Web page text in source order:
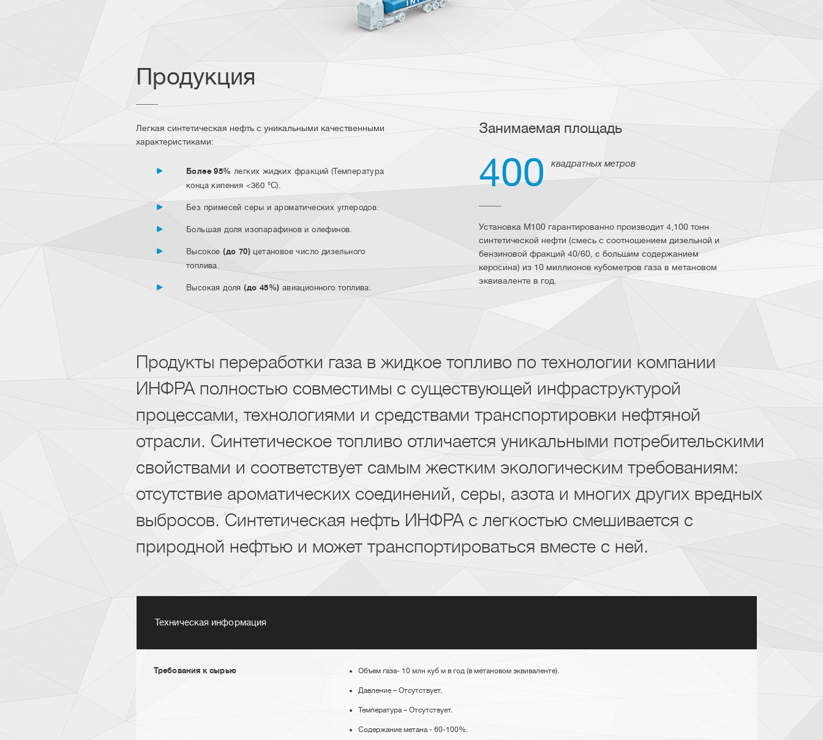
Продукция
Легкая синтетическая нефть с уникальными качественными
характеристиками:
Более 95% легких жидких фракций (Температура
конца кипения <360 °C).
Без примесей серы и ароматических углеродов.
Большая доля изопарафинов и олефинов.
Высокое(до 70) цетановое число дизельного
топлива.
Высокая доля(до 45%) авиационного топлива.
Занимаемая площадь
400 квадратных метров
Установка M100 гарантированно производит 4,100 тонн
синтетической нефти (смесь с соотношением дизельной и
бензиновой фракций 40/60, с большим содержанием
керосина) из 10 миллионов кубометров газа в метановом
эквиваленте в год.
Продукты переработки газа в жидкое топливо по технологии компании
ИНФРА полностью совместимы с существующей инфраструктурой
процессами, технологиями и средствами транспортировки нефтяной
отрасли. Синтетическое топливо отличается уникальными потребительскими
свойствами и соответствует самым жестким экологическим требованиям:
отсутствие ароматических соединений, серы, азота и многих других вредных
выбросов. Синтетическая нефть ИНФРА с легкостью смешивается с
природной нефтью и может транспортироваться вместе с ней.
Техническая информация
Требования к сырью Объем газа- 10 млн куб м в год (в метановом эквиваленте).
Давление – Отсутствует.
Температура – Отсутствует.
Содержание метана - 60-100%.